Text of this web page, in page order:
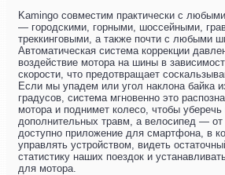
Kamingo совместим практически с
— городскими, горными, шоссейными,
треккинговыми, а также почти с любыми
Автоматическая система коррекции
воздействие мотора на шины в
скорости, что предотвращает
Если мы упадем или угол наклона байка
градусов, система мгновенно это
мотора и поднимет колесо, чтобы уберечь
дополнительных травм, а велосипед —
доступно приложение для смартфона, в
управлять устройством, видеть
статистику наших поездок и
для мотора.